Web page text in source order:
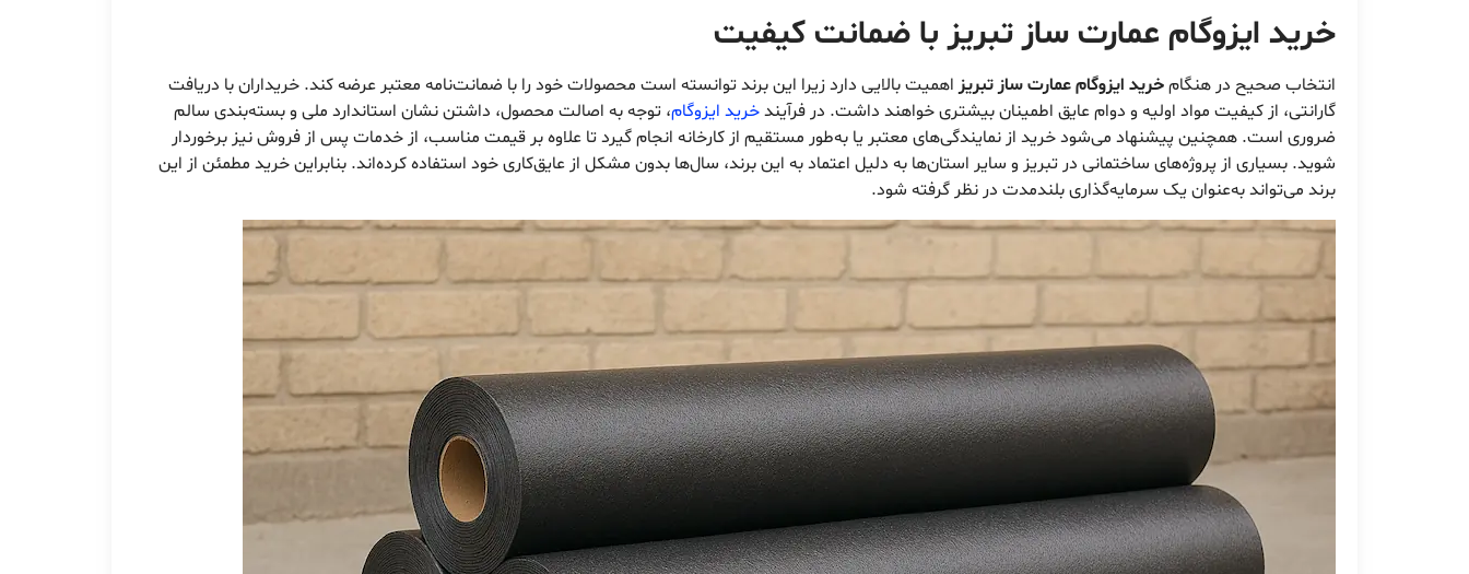
خرید ایزوگام عمارت ساز تبریز با ضمانت کیفیت
انتخاب صحیح در هنگامخرید ایزوگام عمارت ساز تبریز اهمیت بالایی دارد زیرا این برند توانسته است محصولات خود را با ضمانت‌نامه معتبر عرضه کند. خریداران با دریافت
گارانتی، از کیفیت مواد اولیه و دوام عایق اطمینان بیشتری خواهند داشت. در فرآیندخرید ایزوگام، توجه به اصالت محصول، داشتن نشان استاندارد ملی و بسته‌بندی سالم
ضروری است. همچنین پیشنهاد می‌شود خرید از نمایندگی‌های معتبر یا به‌طور مستقیم از کارخانه انجام گیرد تا علاوه بر قیمت مناسب، از خدمات پس از فروش نیز برخوردار
شوید. بسیاری از پروژه‌های ساختمانی در تبریز و سایر استان‌ها به دلیل اعتماد به این برند، سال‌ها بدون مشکل از عایق‌کاری خود استفاده کرده‌اند. بنابراین خرید مطمئن از این
برند می‌تواند به‌عنوان یک سرمایه‌گذاری بلندمدت در نظر گرفته شود.